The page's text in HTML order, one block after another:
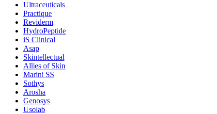
Ultraceuticals
Practique
Reviderm
HydroPeptide
iS Clinical
Asap
Skintellectual
Allies of Skin
Marini SS
Sothys
Arosha
Genosys
Usolab